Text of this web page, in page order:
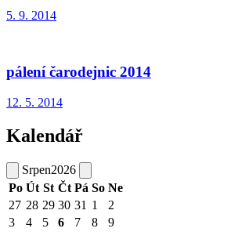
5. 9. 2014
pálení čarodejnic 2014
12. 5. 2014
Kalendář
Srpen2026
Po Út St Čt Pá So Ne
27 28 29 30 31 1
2
3
4 5 6 7 8
9